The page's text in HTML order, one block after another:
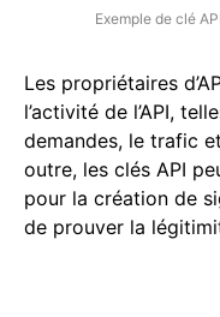
Exemple de clé
Les propriétaires
l’activité de l’API,
demandes, le trafic
outre, les clés API
pour la création de
de prouver la